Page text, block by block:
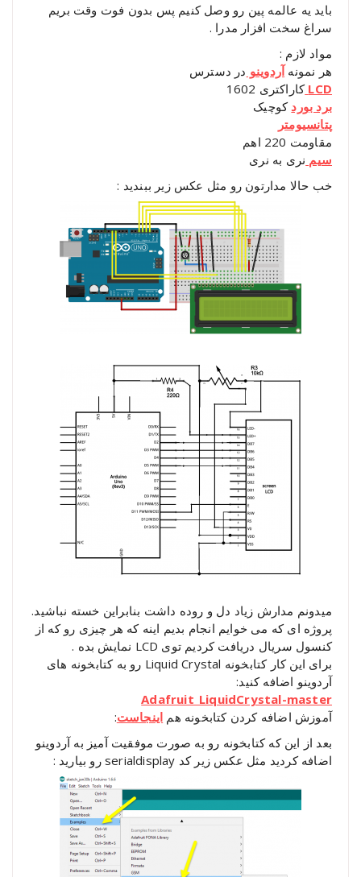
باید یه عالمه پین رو وصل کنیم پس بدون فوت وقت بریم
سراغ سخت افزار مدرا .
مواد لازم :
هر نمونهآردوینو در دسترس
LCD کاراکتری 1602
برد بورد کوچیک
پتانسیومتر
مقاومت 220 اهم
سیم نری به نری
خب حالا مدارتون رو مثل عکس زیر ببندید :
میدونم مدارش زیاد دل و روده داشت بنابراین خسته نباشید.
پروژه ای که می خوایم انجام بدیم اینه که هر چیزی رو که از
کنسول سریال دریافت کردیم توی LCD نمایش بده .
برای این کار کتابخونه Liquid Crystal رو به کتابخونه های
آردوینو اضافه کنید:
Adafruit_LiquidCrystal-master
آموزش اضافه کردن کتابخونه هم اینجاست:
بعد از این که کتابخونه رو به صورت موفقیت آمیز به آردوینو
اضافه کردید مثل عکس زیر کد serialdisplay رو بیارید :